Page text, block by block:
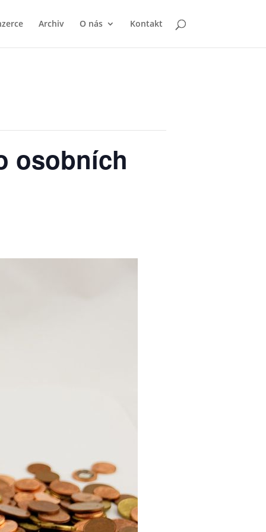
Archiv O nás Kontakt
osobních